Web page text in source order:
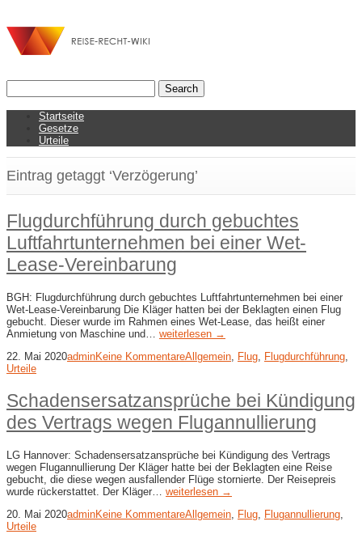
Startseite
Gesetze
Urteile
Eintrag getaggt ‘Verzögerung’
Flugdurchführung durch gebuchtes
Luftfahrtunternehmen bei einer Wet-​
Lease-​Vereinbarung
BGH: Flugdurchführung durch gebuchtes Luftfahrtunternehmen bei einer
Wet-​Lease-​Vereinbarung Die Kläger hatten bei der Beklagten einen Flug
gebucht. Dieser wurde im Rahmen eines Wet-Lease, das heißt einer
Anmietung von Maschine und… weiterlesen →
22. Mai 2020adminKeine KommentareAllgemein, Flug, Flugdurchführung,
Urteile
Schadensersatzansprüche bei Kündigung
des Vertrags wegen Flugannullierung
LG Hannover: Schadensersatzansprüche bei Kündigung des Vertrags
wegen Flugannullierung Der Kläger hatte bei der Beklagten eine Reise
gebucht, die diese wegen ausfallender Flüge stornierte. Der Reisepreis
wurde rückerstattet. Der Kläger… weiterlesen →
20. Mai 2020adminKeine KommentareAllgemein, Flug, Flugannullierung,
Urteile